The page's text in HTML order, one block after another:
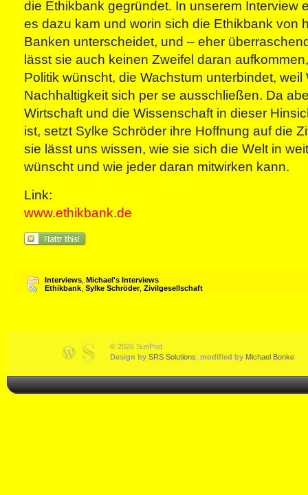
die Ethikbank gegründet. In unserem Interview
es dazu kam und worin sich die Ethikbank von
Banken unterscheidet, und – eher
lässt sie auch keinen Zweifel daran
Politik wünscht, die Wachstum unterbindet, weil
Nachhaltigkeit sich per se ausschließen. Da
Wirtschaft und die Wissenschaft in dieser
ist, setzt Sylke Schröder ihre Hoffnung auf die
sie lässt uns wissen, wie sie sich die Welt in
wünscht und wie jeder daran mitwirken kann.
Link:
www.ethikbank.de
Interviews Michael's Interviews
Ethikbank Sylke Schröder, Zivilgesellschaft
© 2026 SunPod
Design by SRS Solutions modified by Michael Bonke